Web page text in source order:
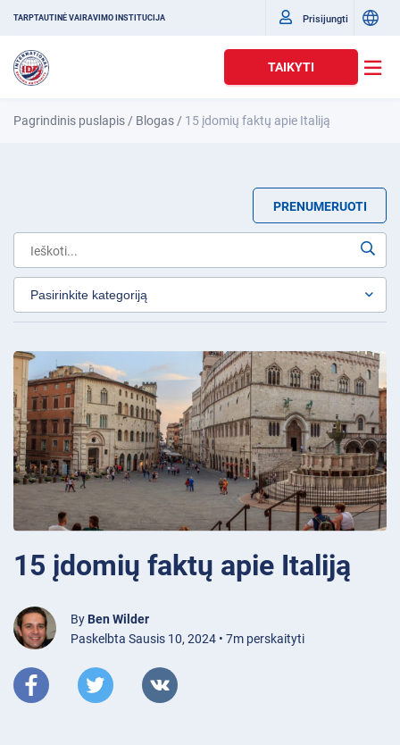
TARPTAUTINĖ VAIRAVIMO INSTITUCIJA Prisijungti
TAIKYTI
Pagrindinis puslapis / Blogas / 15 įdomių faktų apie Italiją
PRENUMERUOTI
15 įdomių faktų apie Italiją
By Ben Wilder
Paskelbta Sausis 10, 2024 • 7m perskaityti